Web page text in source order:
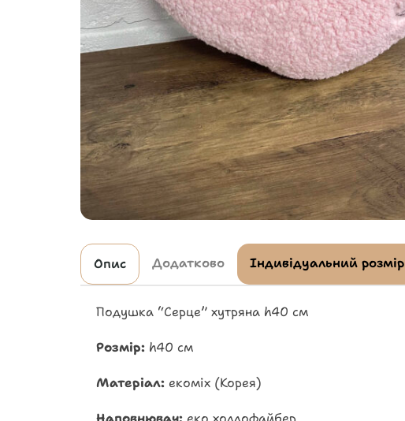
Опис Додатково Індивідуальний розмір
Подушка “Серце” хутряна h40 см
Розмір: h40 см
Матеріал: екоміх (Корея)